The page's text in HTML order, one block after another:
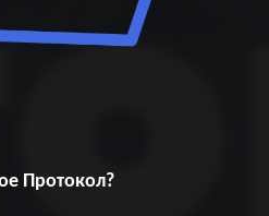
Протокол?